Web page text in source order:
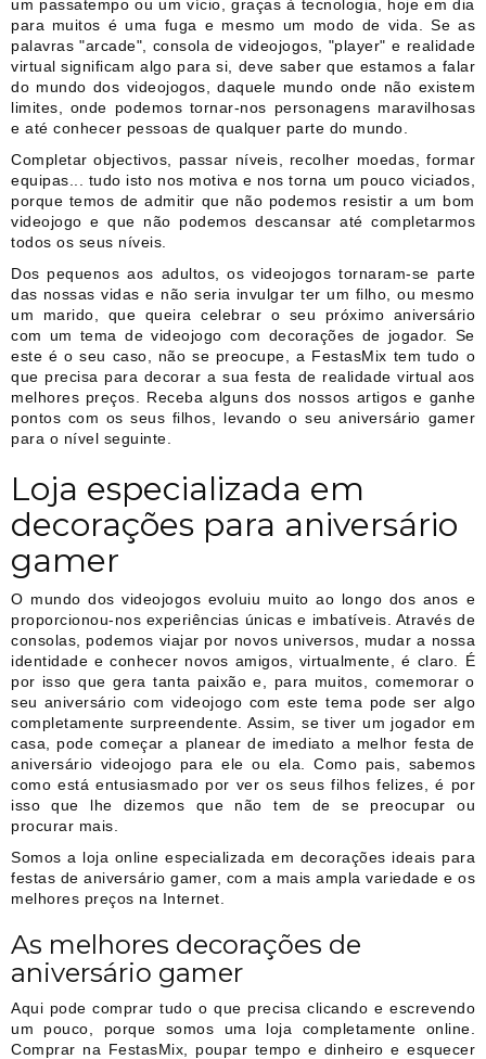
um passatempo ou um vício, graças à tecnologia, hoje em dia
para muitos é uma fuga e mesmo um modo de vida. Se as
palavras "arcade", consola de videojogos, "player" e realidade
virtual significam algo para si, deve saber que estamos a falar
do mundo dos videojogos, daquele mundo onde não existem
limites, onde podemos tornar-nos personagens maravilhosas
e até conhecer pessoas de qualquer parte do mundo.
Completar objectivos, passar níveis, recolher moedas, formar
equipas... tudo isto nos motiva e nos torna um pouco viciados,
porque temos de admitir que não podemos resistir a um bom
videojogo e que não podemos descansar até completarmos
todos os seus níveis.
Dos pequenos aos adultos, os videojogos tornaram-se parte
das nossas vidas e não seria invulgar ter um filho, ou mesmo
um marido, que queira celebrar o seu próximo aniversário
com um tema de videojogo com decorações de jogador. Se
este é o seu caso, não se preocupe, a FestasMix tem tudo o
que precisa para decorar a sua festa de realidade virtual aos
melhores preços. Receba alguns dos nossos artigos e ganhe
pontos com os seus filhos, levando o seu aniversário gamer
para o nível seguinte.
Loja especializada em
decorações para aniversário
gamer
O mundo dos videojogos evoluiu muito ao longo dos anos e
proporcionou-nos experiências únicas e imbatíveis. Através de
consolas, podemos viajar por novos universos, mudar a nossa
identidade e conhecer novos amigos, virtualmente, é claro. É
por isso que gera tanta paixão e, para muitos, comemorar o
seu aniversário com videojogo com este tema pode ser algo
completamente surpreendente. Assim, se tiver um jogador em
casa, pode começar a planear de imediato a melhor festa de
aniversário videojogo para ele ou ela. Como pais, sabemos
como está entusiasmado por ver os seus filhos felizes, é por
isso que lhe dizemos que não tem de se preocupar ou
procurar mais.
Somos a loja online especializada em decorações ideais para
festas de aniversário gamer, com a mais ampla variedade e os
melhores preços na Internet.
As melhores decorações de
aniversário gamer
Aqui pode comprar tudo o que precisa clicando e escrevendo
um pouco, porque somos uma loja completamente online.
Comprar na FestasMix, poupar tempo e dinheiro e esquecer